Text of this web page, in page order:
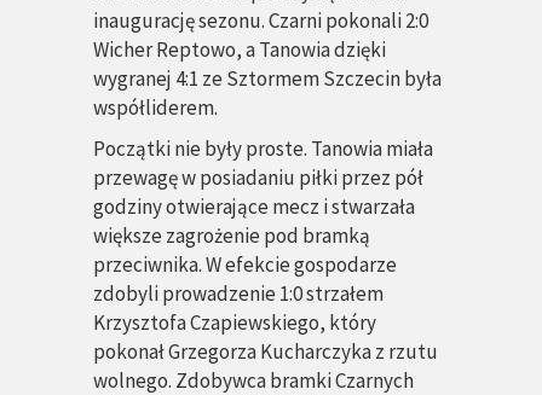
inaugurację sezonu. Czarni pokonali 2:0
Wicher Reptowo, a Tanowia dzięki
wygranej 4:1 ze Sztormem Szczecin była
współliderem.
Początki nie były proste. Tanowia miała
przewagę w posiadaniu piłki przez pół
godziny otwierające mecz i stwarzała
większe zagrożenie pod bramką
przeciwnika. W efekcie gospodarze
zdobyli prowadzenie 1:0 strzałem
Krzysztofa Czapiewskiego, który
pokonał Grzegorza Kucharczyka z rzutu
wolnego. Zdobywca bramki Czarnych